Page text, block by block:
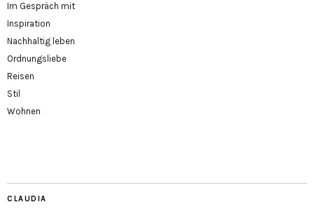
Im Gespräch mit
Inspiration
Nachhaltig leben
Ordnungsliebe
Reisen
Stil
Wohnen
CLAUDIA